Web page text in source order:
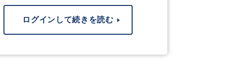
ログインして続きを読む